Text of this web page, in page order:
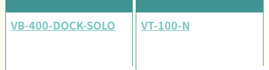
VB-400-DOCK-SOLO VT-100-N